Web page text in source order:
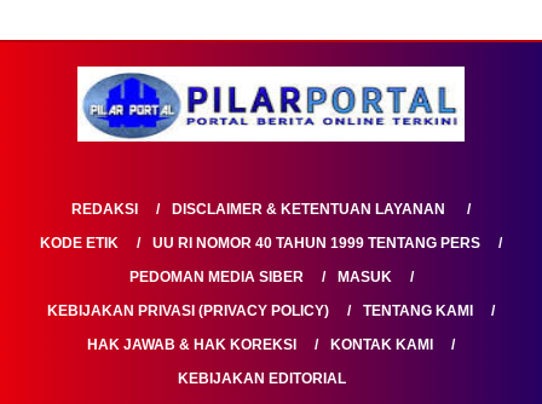
REDAKSI
DISCLAIMER & KETENTUAN LAYANAN
KODE ETIK
UU RI NOMOR 40 TAHUN 1999 TENTANG PERS
PEDOMAN MEDIA SIBER
MASUK
KEBIJAKAN PRIVASI (PRIVACY POLICY)
TENTANG KAMI
HAK JAWAB & HAK KOREKSI
KONTAK KAMI
KEBIJAKAN EDITORIAL